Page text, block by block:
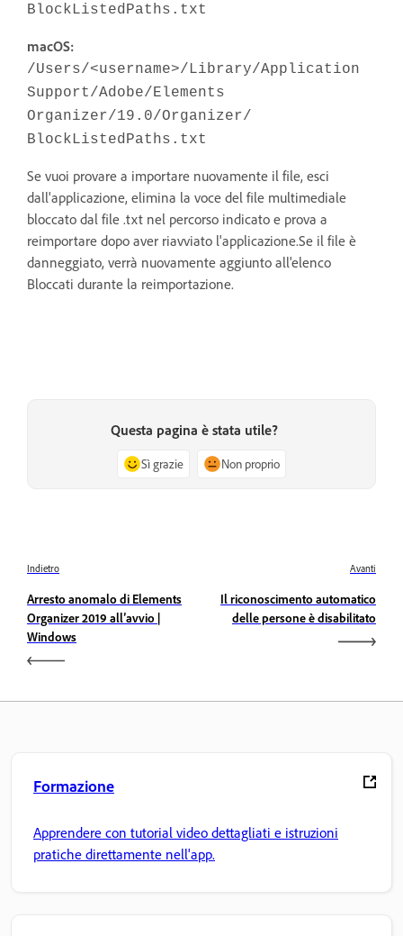
BlockListedPaths.txt
macOS:
/Users/<username>/Library/Application
Support/Adobe/Elements
Organizer/19.0/Organizer/
BlockListedPaths.txt
Se vuoi provare a importare nuovamente il file, esci
dall'applicazione, elimina la voce del file multimediale
bloccato dal file .txt nel percorso indicato e prova a
reimportare dopo aver riavviato l'applicazione.Se il file è
danneggiato, verrà nuovamente aggiunto all'elenco
Bloccati durante la reimportazione.
Questa pagina è stata utile?
Sì grazie Non proprio
Indietro
Arresto anomalo di Elements
Organizer 2019 all’avvio |
Windows
Avanti
Il riconoscimento automatico
delle persone è disabilitato
Formazione
Apprendere con tutorial video dettagliati e istruzioni
pratiche direttamente nell'app.